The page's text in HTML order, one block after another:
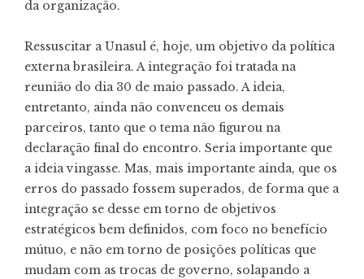
da organização.
Ressuscitar a Unasul é, hoje, um objetivo da política
externa brasileira. A integração foi tratada na
reunião do dia 30 de maio passado. A ideia,
entretanto, ainda não convenceu os demais
parceiros, tanto que o tema não figurou na
declaração final do encontro. Seria importante que
a ideia vingasse. Mas, mais importante ainda, que os
erros do passado fossem superados, de forma que a
integração se desse em torno de objetivos
estratégicos bem definidos, com foco no benefício
mútuo, e não em torno de posições políticas que
mudam com as trocas de governo, solapando a